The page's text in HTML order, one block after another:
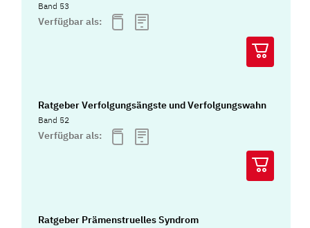
Band 53
Verfügbar als:
Ratgeber Verfolgungsängste und Verfolgungswahn
Band 52
Verfügbar als:
Ratgeber Prämenstruelles Syndrom